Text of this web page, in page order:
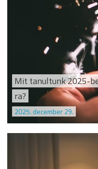
Mit tanultunk 2025-
ra?
2025. december 29.